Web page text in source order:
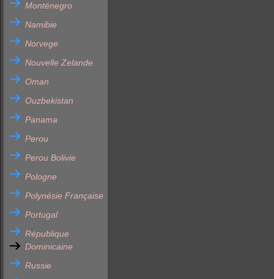
Monténegro
Namibie
Norvege
Nouvelle Zelande
Oman
Ouzbekistan
Panama
Perou
Perou Bolivie
Pologne
Polynésie Française
Portugal
République
Dominicaine
Russie